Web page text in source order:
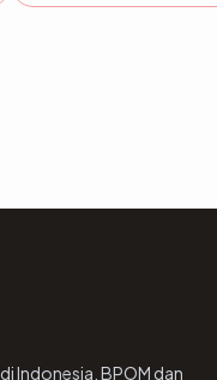
Indonesia, BPOM dan